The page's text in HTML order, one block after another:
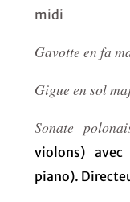
midi
Gavotte en fa
Gigue en sol
Sonate
violons)
piano).